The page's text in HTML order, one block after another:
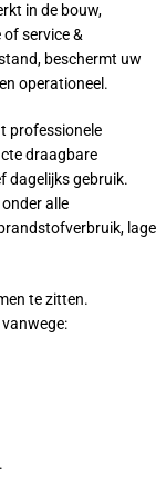
in de bouw,
service &
beschermt uw
operationeel.
professionele
draagbare
dagelijks gebruik.
alle
lage
te zitten.